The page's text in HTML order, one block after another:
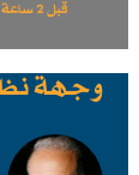
قبل 2 ساعة
وجهة